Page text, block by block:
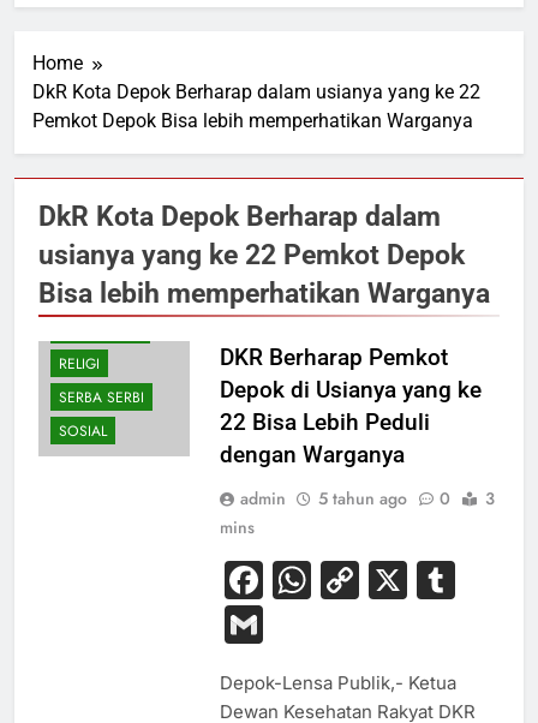
Home
DkR Kota Depok Berharap dalam usianya yang ke 22
Pemkot Depok Bisa lebih memperhatikan Warganya
DkR Kota Depok Berharap dalam
usianya yang ke 22 Pemkot Depok
Bisa lebih memperhatikan Warganya
EKONOMI
KESEHATAN
RELIGI
SERBA SERBI
SOSIAL
DKR Berharap Pemkot
Depok di Usianya yang ke
22 Bisa Lebih Peduli
dengan Warganya
admin 5 tahun ago 0
3
mins
Facebook
WhatsApp
Copy
X
Gmail
Depok-Lensa Publik,- Ketua
Dewan Kesehatan Rakyat DKR